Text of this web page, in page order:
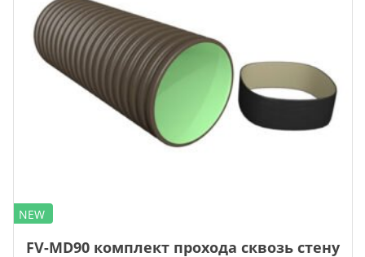
NEW
FV-MD90 комплект прохода сквозь стену